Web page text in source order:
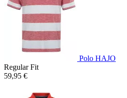
Polo HAJO
Regular Fit
59,95 €